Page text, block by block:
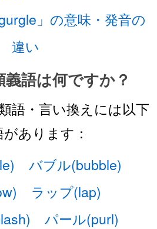
」の意味・発音の
違い
語は何ですか？
語・言い換えには以下
あります：
バブル(bubble)
ラップ(lap)
パール(purl)